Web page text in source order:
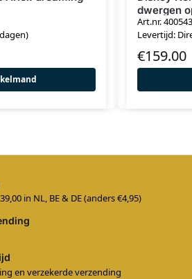
dwergen
Art.nr.
Levertijd:
€159.00
in NL, BE & DE (anders €4,95)
en verzekerde verzending